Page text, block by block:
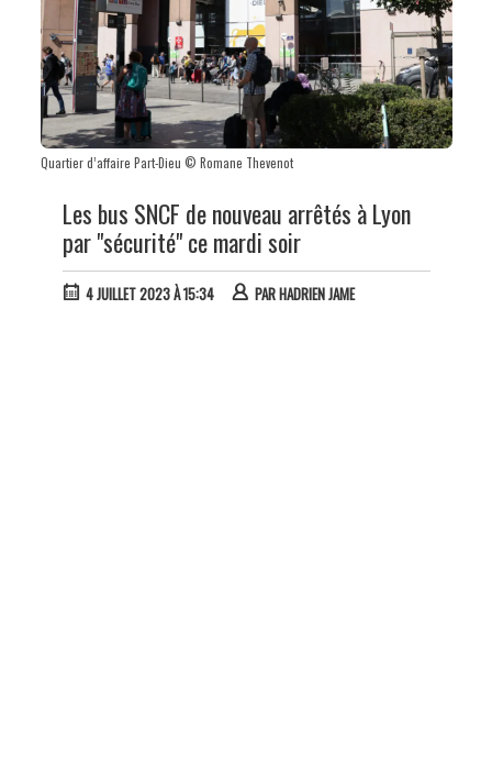
Quartier d’affaire Part-Dieu © Romane Thevenot
Les bus SNCF de nouveau arrêtés à Lyon
par "sécurité" ce mardi soir
4 JUILLET 2023 À 15:34 PARHADRIEN JAME